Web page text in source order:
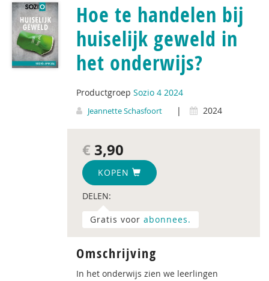
Hoe te handelen bij
huiselijk geweld in
het onderwijs?
Productgroep Sozio 4 2024
Jeannette Schasfoort | 2024
€ 3,90
KOPEN
DELEN:
Gratis voor abonnees.
Omschrijving
In het onderwijs zien we leerlingen